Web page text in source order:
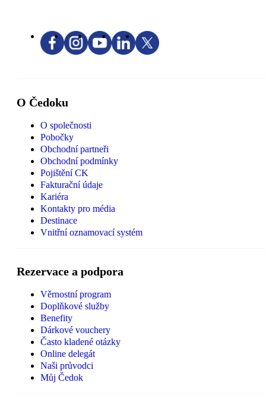
O Čedoku
O společnosti
Pobočky
Obchodní partneři
Obchodní podmínky
Pojištění CK
Fakturační údaje
Kariéra
Kontakty pro média
Destinace
Vnitřní oznamovací systém
Rezervace a podpora
Věrnostní program
Doplňkové služby
Benefity
Dárkové vouchery
Často kladené otázky
Online delegát
Naši průvodci
Můj Čedok